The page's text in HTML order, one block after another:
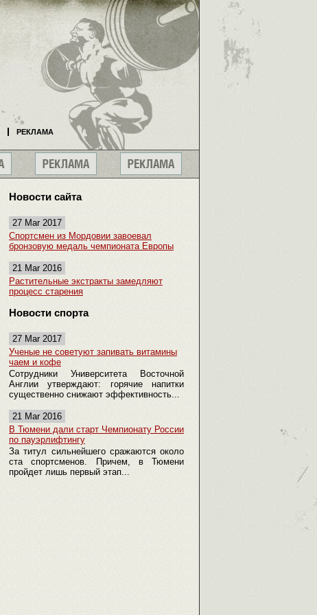
Новости сайта
27 Mar 2017
Спортсмен из Мордовии завоевал
бронзовую медаль чемпионата Европы
21 Mar 2016
Растительные экстракты замедляют
процесс старения
Новости спорта
27 Mar 2017
Ученые не советуют запивать витамины
чаем и кофе
Сотрудники Университета Восточной
Англии утверждают: горячие напитки
существенно снижают эффективность...
21 Mar 2016
В Тюмени дали старт Чемпионату России
по пауэрлифтингу
За титул сильнейшего сражаются около
ста спортсменов. Причем, в Тюмени
пройдет лишь первый этап...
РЕКЛАМА